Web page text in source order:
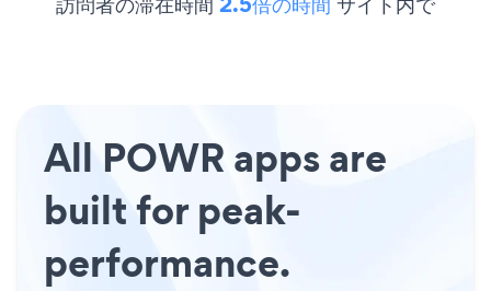
All POWR apps are
built for peak-
performance.